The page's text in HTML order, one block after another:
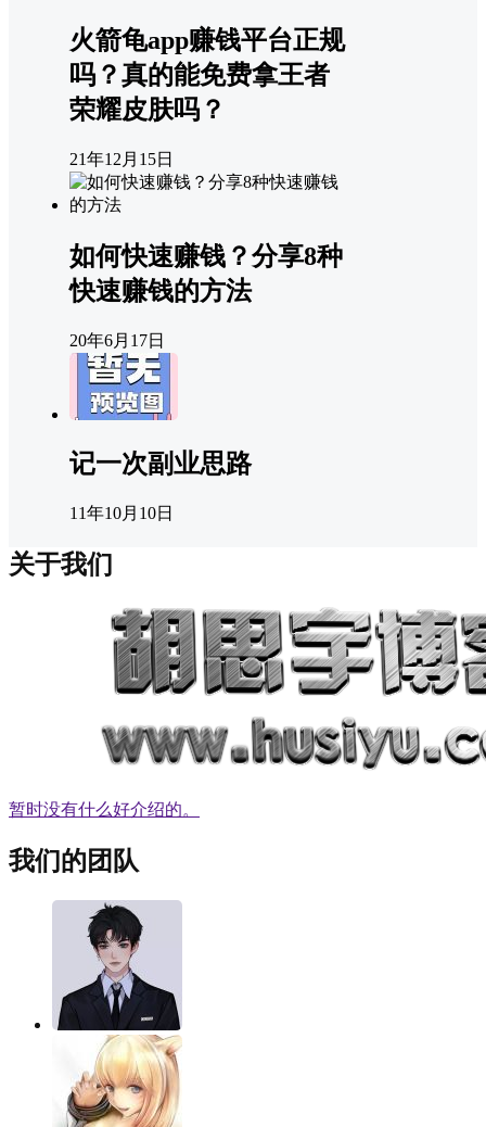
火箭龟app赚钱平台正规
吗？真的能免费拿王者
荣耀皮肤吗？
21年12月15日
如何快速赚钱？分享8种
快速赚钱的方法
20年6月17日
记一次副业思路
11年10月10日
关于我们
暂时没有什么好介绍的。
我们的团队